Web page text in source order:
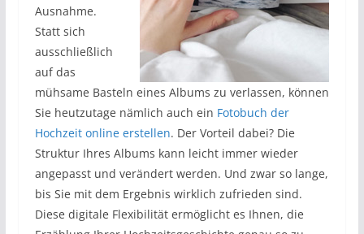
Ausnahme.
Statt sich
ausschließlich
auf das
mühsame Basteln eines Albums zu verlassen, können
Sie heutzutage nämlich auch ein Fotobuch der
Hochzeit online erstellen. Der Vorteil dabei? Die
Struktur Ihres Albums kann leicht immer wieder
angepasst und verändert werden. Und zwar so lange,
bis Sie mit dem Ergebnis wirklich zufrieden sind.
Diese digitale Flexibilität ermöglicht es Ihnen, die